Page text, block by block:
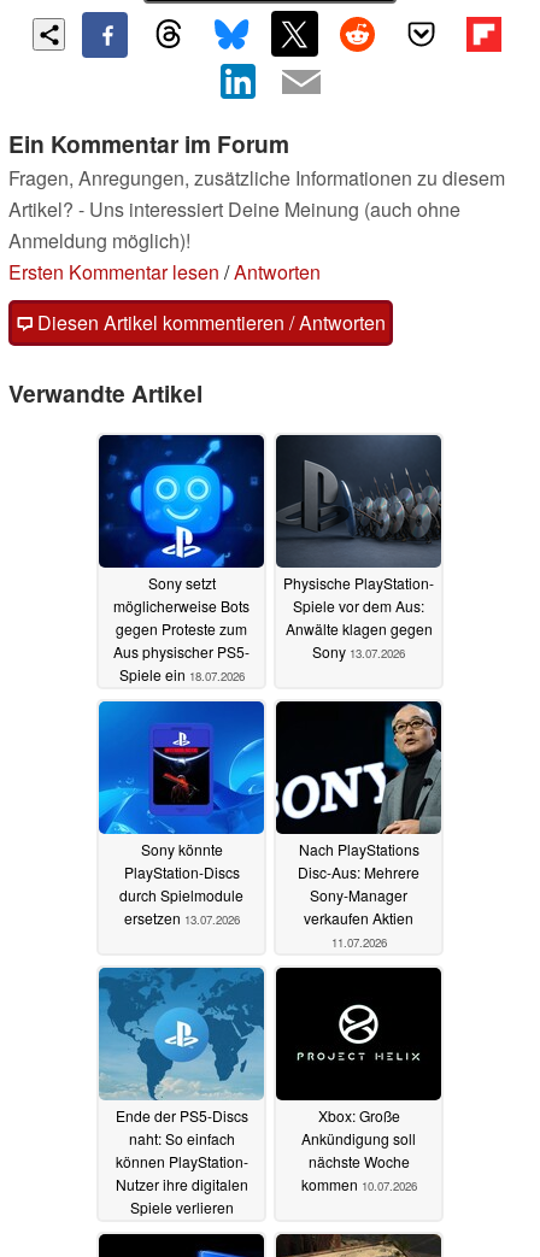
Ein Kommentar im Forum
Fragen, Anregungen, zusätzliche Informationen zu diesem
Artikel? - Uns interessiert Deine Meinung (auch ohne
Anmeldung möglich)!
Ersten Kommentar lesen /Antworten
Diesen Artikel kommentieren / Antworten
Verwandte Artikel
Sony setzt
möglicherweise Bots
gegen Proteste zum
Aus physischer PS5-
Spiele ein 18.07.2026
Physische PlayStation-
Spiele vor dem Aus:
Anwälte klagen gegen
Sony 13.07.2026
Sony könnte
PlayStation-Discs
durch Spielmodule
ersetzen 13.07.2026
Nach PlayStations
Disc-Aus: Mehrere
Sony-Manager
verkaufen Aktien
11.07.2026
Ende der PS5-Discs
naht: So einfach
können PlayStation-
Nutzer ihre digitalen
Spiele verlieren
11.07.2026
Xbox: Große
Ankündigung soll
nächste Woche
kommen 10.07.2026